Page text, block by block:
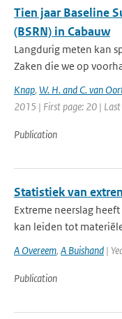
Tien jaar Baseline
(BSRN) in Cabauw
Langdurig meten kan
Zaken die we op
Knap, W. H. and C. van
2015 | First page: 20 |
Publication
Statistiek van
Extreme neerslag
kan leiden tot
A Overeem, A Buishand |
Publication